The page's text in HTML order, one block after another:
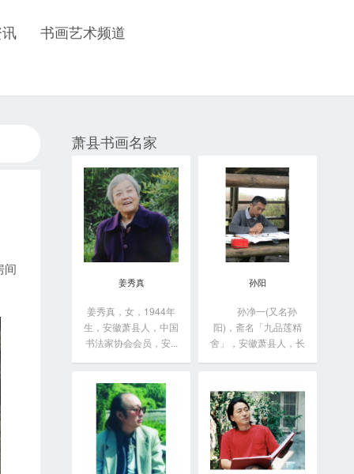
书画艺术频道
间
萧县书画名家
姜秀真
姜秀真，女，1944年
生，安徽萧县人，中国
书法家协会会员，安...
孙阳
孙净一(又名孙
阳)，斋名「九品莲精
舍」，安徽萧县人，长